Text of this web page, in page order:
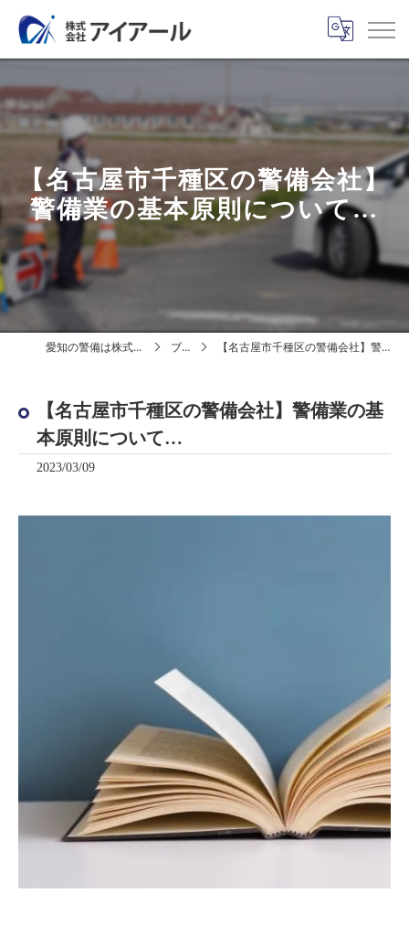
【名古屋市千種区の警備会社】
警備業の基本原則について…
愛知の警備は株式会社アイアール ブログ 【名古屋市千種区の警備会社】警備業の基本原則について…
【名古屋市千種区の警備会社】警備業の基
本原則について…
2023/03/09